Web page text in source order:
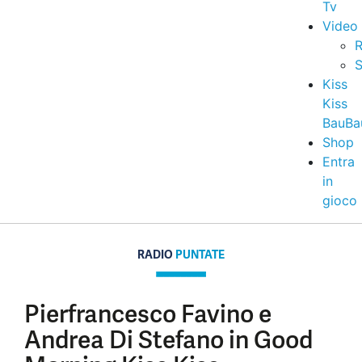
Tv
Video
Kiss
Kiss
Shop
Entra
in
gioco
RADIO PUNTATE
Pierfrancesco Favino e
Andrea Di Stefano in Good